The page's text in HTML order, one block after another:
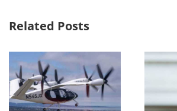
Related Posts